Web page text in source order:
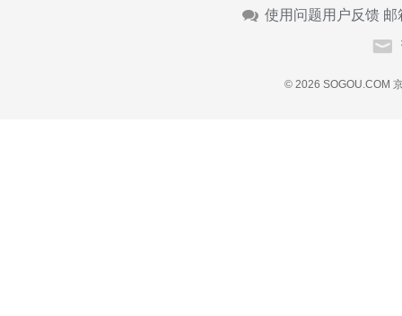
使用问题用户反馈 邮
© 2026 SOGOU.COM